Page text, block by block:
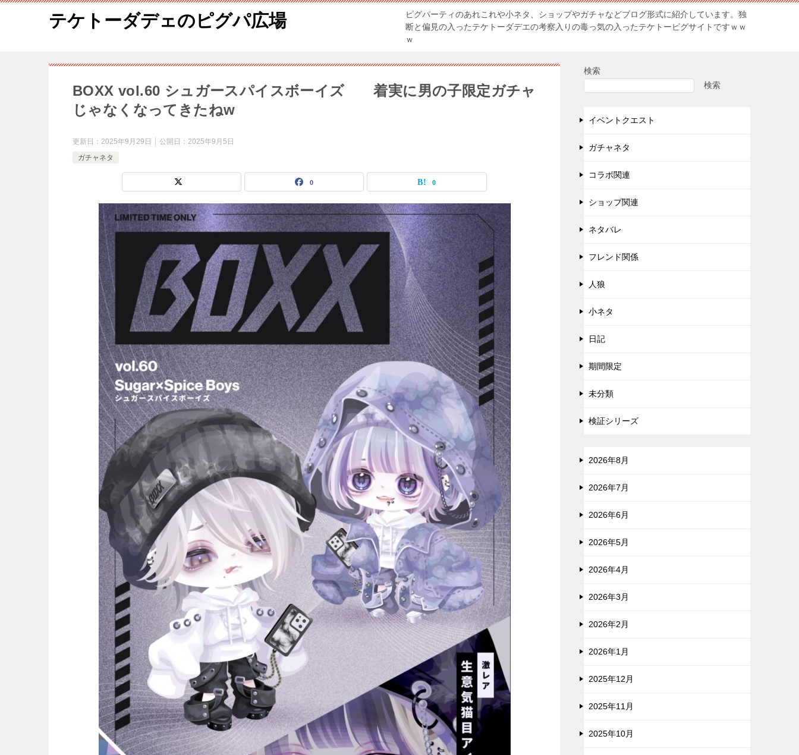
テケトーダデェのピグパ広場
ピグパーティのあれこれや小ネタ、ショップやガチャなどブログ形式に紹介しています。独
断と偏見の入ったテケトーダデエの考察入りの毒っ気の入ったテケトーピグサイトですｗｗ
ｗ
BOXX vol.60 シュガースパイスボーイズ 着実に男の子限定ガチャ
じゃなくなってきたねw
更新日： 2025年9月29日 公開日： 2025年9月5日
ガチャネタ
0 0
検索
検索
イベントクエスト
ガチャネタ
コラボ関連
ショップ関連
ネタバレ
フレンド関係
人狼
小ネタ
日記
期間限定
未分類
検証シリーズ
2026年8月
2026年7月
2026年6月
2026年5月
2026年4月
2026年3月
2026年2月
2026年1月
2025年12月
2025年11月
2025年10月